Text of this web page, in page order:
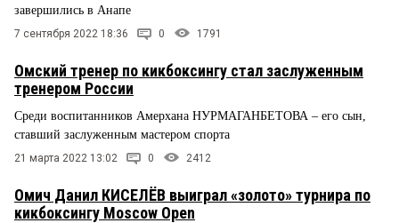
завершились в Анапе
7 сентября 2022 18:36 0 1791
Омский тренер по кикбоксингу стал заслуженным
тренером России
Среди воспитанников Амерхана НУРМАГАНБЕТОВА – его сын,
ставший заслуженным мастером спорта
21 марта 2022 13:02 0 2412
Омич Данил КИСЕЛЁВ выиграл «золото» турнира по
кикбоксингу Moscow Open